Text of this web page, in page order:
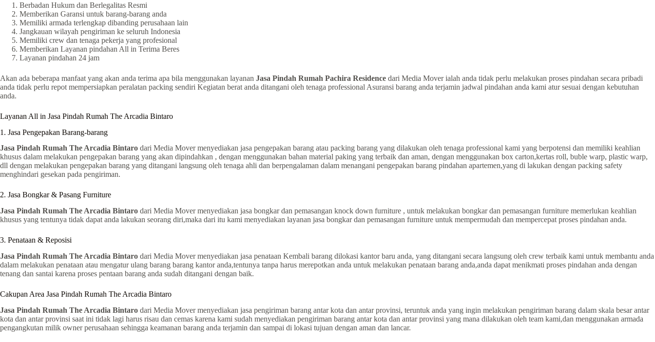
Berbadan Hukum dan Berlegalitas Resmi
Memberikan Garansi untuk barang-barang anda
Memiliki armada terlengkap dibanding perusahaan lain
Jangkauan wilayah pengiriman ke seluruh Indonesia
Memiliki crew dan tenaga pekerja yang profesional
Memberikan Layanan pindahan All in Terima Beres
Layanan pindahan 24 jam
Akan ada beberapa manfaat yang akan anda terima apa bila menggunakan layanan Jasa Pindah Rumah Pachira Residence dari Media Mover ialah anda tidak perlu melakukan proses pindahan secara pribadi
anda tidak perlu repot mempersiapkan peralatan packing sendiri Kegiatan berat anda ditangani oleh tenaga professional Asuransi barang anda terjamin jadwal pindahan anda kami atur sesuai dengan kebutuhan
anda.
Layanan All in Jasa Pindah Rumah The Arcadia Bintaro
1. Jasa Pengepakan Barang-barang
Jasa Pindah Rumah The Arcadia Bintaro dari Media Mover menyediakan jasa pengepakan barang atau packing barang yang dilakukan oleh tenaga professional kami yang berpotensi dan memiliki keahlian
khusus dalam melakukan pengepakan barang yang akan dipindahkan , dengan menggunakan bahan material paking yang terbaik dan aman, dengan menggunakan box carton,kertas roll, buble warp, plastic warp,
dll dengan melakukan pengepakan barang yang ditangani langsung oleh tenaga ahli dan berpengalaman dalam menangani pengepakan barang pindahan apartemen,yang di lakukan dengan packing safety
menghindari gesekan pada pengiriman.
2. Jasa Bongkar & Pasang Furniture
Jasa Pindah Rumah The Arcadia Bintaro dari Media Mover menyediakan jasa bongkar dan pemasangan knock down furniture , untuk melakukan bongkar dan pemasangan furniture memerlukan keahlian
khusus yang tentunya tidak dapat anda lakukan seorang diri,maka dari itu kami menyediakan layanan jasa bongkar dan pemasangan furniture untuk mempermudah dan mempercepat proses pindahan anda.
3. Penataan & Reposisi
Jasa Pindah Rumah The Arcadia Bintaro dari Media Mover menyediakan jasa penataan Kembali barang dilokasi kantor baru anda, yang ditangani secara langsung oleh crew terbaik kami untuk membantu anda
dalam melakukan penataan atau mengatur ulang barang barang kantor anda,tentunya tanpa harus merepotkan anda untuk melakukan penataan barang anda,anda dapat menikmati proses pindahan anda dengan
tenang dan santai karena proses pentaan barang anda sudah ditangani dengan baik.
Cakupan Area Jasa Pindah Rumah The Arcadia Bintaro
Jasa Pindah Rumah The Arcadia Bintaro dari Media Mover menyediakan jasa pengiriman barang antar kota dan antar provinsi, teruntuk anda yang ingin melakukan pengiriman barang dalam skala besar antar
kota dan antar provinsi saat ini tidak lagi harus risau dan cemas karena kami sudah menyediakan pengiriman barang antar kota dan antar provinsi yang mana dilakukan oleh team kami,dan menggunakan armada
pengangkutan milik owner perusahaan sehingga keamanan barang anda terjamin dan sampai di lokasi tujuan dengan aman dan lancar.